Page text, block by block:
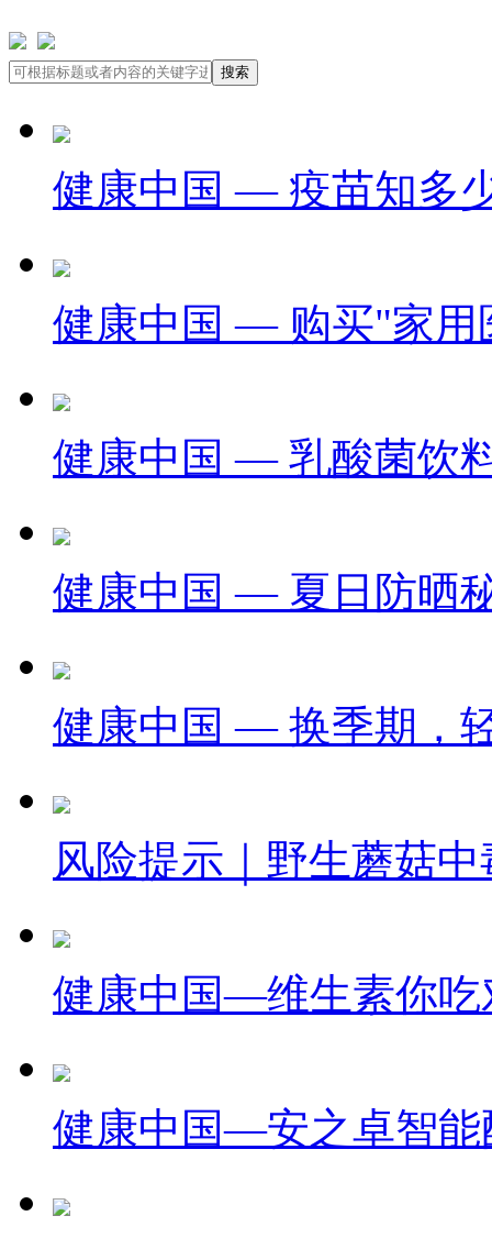
健康中国 — 疫苗知多
健康中国 — 购买"家用
健康中国 — 乳酸菌饮
健康中国 — 夏日防晒
健康中国 — 换季期，
风险提示｜野生蘑菇
健康中国—维生素你吃
健康中国—安之卓智能